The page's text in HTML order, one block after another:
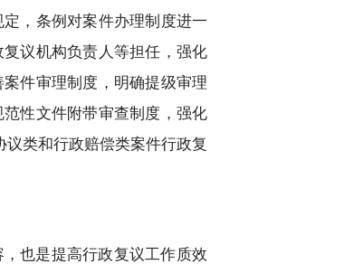
，条例对案件办理制度进一
议机构负责人等担任，强化
件审理制度，明确提级审理
性文件附带审查制度，强化
类和行政赔偿类案件行政复
也是提高行政复议工作质效